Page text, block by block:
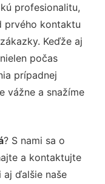
profesionalitu,
prvého kontaktu
Keďže aj
počas
prípadnej
vážne a snažíme
? S nami sa o
a kontaktujte
aj ďalšie naše